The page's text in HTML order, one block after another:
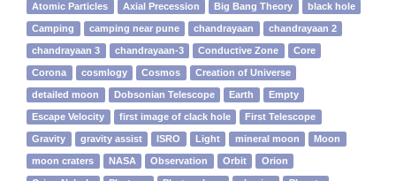
Atomic Particles Axial Precession Big Bang Theory black hole
Camping camping near pune chandrayaan chandrayaan 2
chandrayaan 3 chandrayaan-3 Conductive Zone Core
Corona cosmlogy Cosmos Creation of Universe
detailed moon Dobsonian Telescope Earth Empty
Escape Velocity first image of clack hole First Telescope
Gravity gravity assist ISRO Light mineral moon Moon
moon craters NASA Observation Orbit Orion